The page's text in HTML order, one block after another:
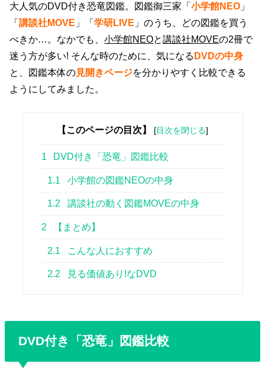
大人気のDVD付き恐竜図鑑。図鑑御三家「小学館NEO 」
「講談社MOVE 」「学研LIVE 」のうち、どの図鑑を買う
べきか…。なかでも、小学館NEOと講談社MOVEの2冊で
迷う方が多い! そんな時のために、気になるDVDの中身
と、図鑑本体の見開きページを分かりやすく比較できる
ようにしてみました。
【このページの目次】 [目次を閉じる]
1 DVD付き「恐竜」図鑑比較
1.1 小学館の図鑑NEOの中身
1.2 講談社の動く図鑑MOVEの中身
2 【まとめ】
2.1 こんな人におすすめ
2.2 見る価値あり!なDVD
DVD付き「恐竜」図鑑比較